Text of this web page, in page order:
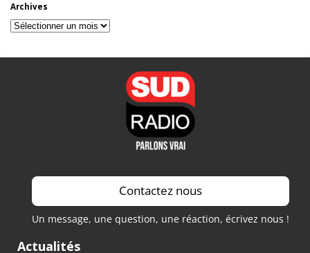
Archives
Archives
Contactez nous
Un message, une question, une réaction, écrivez nous !
Actualités